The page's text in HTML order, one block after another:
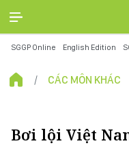
SGGP Online English Edition
CÁC MÔN KHÁC
Bơi lội Việt